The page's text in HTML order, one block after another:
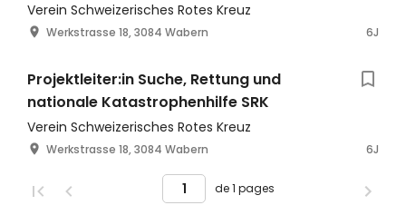
Verein Schweizerisches Rotes Kreuz
Werkstrasse 18, 3084 Wabern 6J
Projektleiter:in Suche, Rettung und
nationale Katastrophenhilfe SRK
Verein Schweizerisches Rotes Kreuz
Werkstrasse 18, 3084 Wabern 6J
de 1 pages